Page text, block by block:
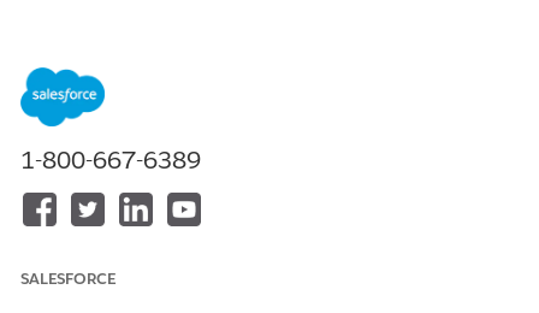
는 데 다소 시간이 걸릴 수 있습니다. 에스컬레이션 시나리오를 수
정할 수 있습니다.
필수 EDITION
지원 제품: Field Service 및 Foundations가 포함된
1 Field Service
1-800-667-6389
SALESFORCE